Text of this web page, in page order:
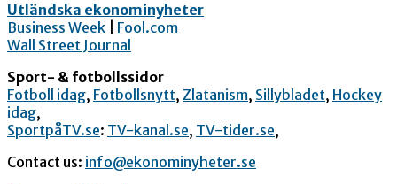
Utländska ekonominyheter
Business Week
Fool.com
Wall Street Journal
Sport- & fotbollssidor
Fotboll idag, Fotbollsnytt, Zlatanism, Sillybladet, Hockey
idag,
SportpåTV.se: TV-kanal.se, TV-tider.se,
Contact us: info@ekonominyheter.se